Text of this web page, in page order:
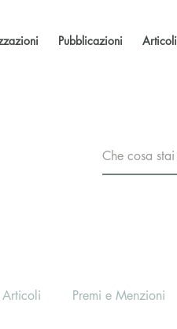
Pubblicazioni Articoli
Articoli Premi e Menzioni